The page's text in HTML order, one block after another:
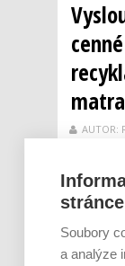
AUTOR:
stránce
Soubory
a analýze